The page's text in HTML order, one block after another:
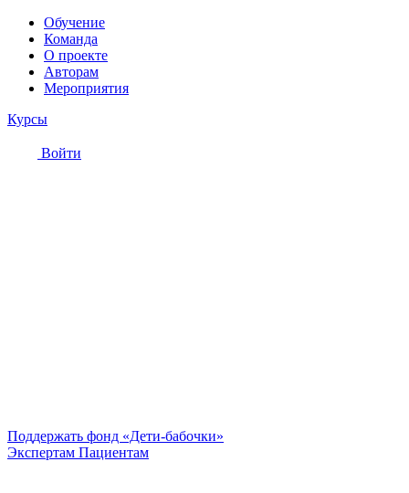
Обучение
Команда
О проекте
Авторам
Мероприятия
Курсы
Войти
Поддержать фонд «Дети-бабочки»
Экспертам Пациентам